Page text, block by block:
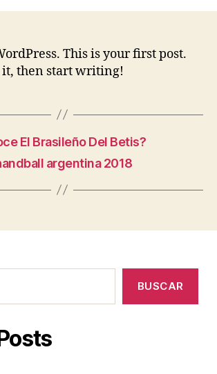
This is your first post.
it, then start writing!
El Brasileño Del Betis?
argentina 2018
BUSCAR